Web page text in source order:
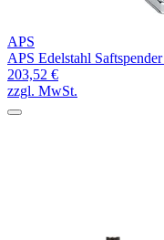
APS
APS Edelstahl
203,52 €
zzgl. MwSt.